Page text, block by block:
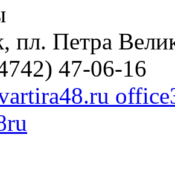
пл. Петра
47-06-16